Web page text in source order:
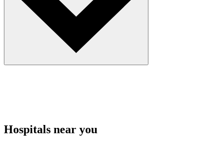
Hospitals near you